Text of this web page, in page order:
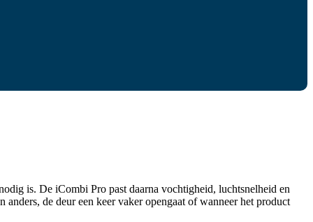
is. De iCombi Pro past daarna vochtigheid, luchtsnelheid en
de deur een keer vaker opengaat of wanneer het product